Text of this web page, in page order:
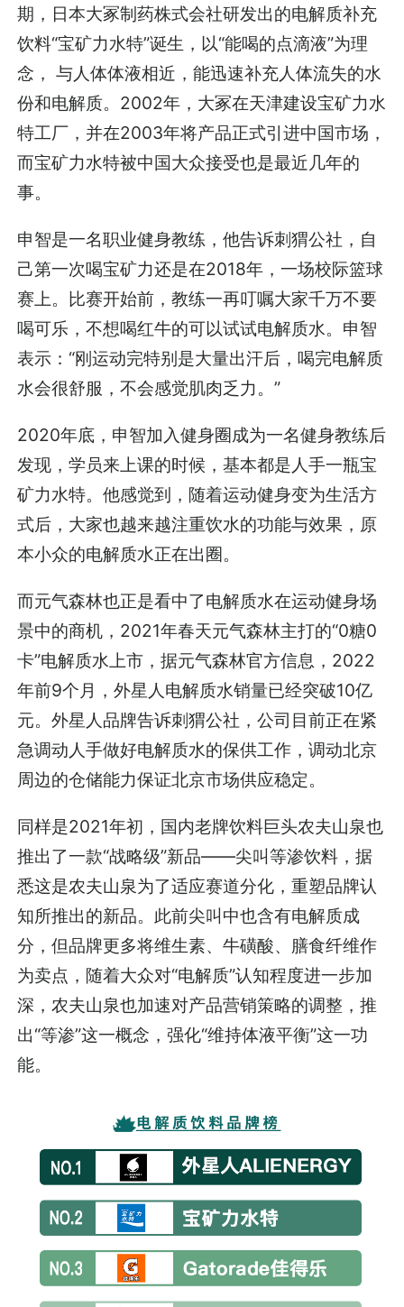
期，日本大冢制药株式会社研发出的电解质补充
饮料“宝矿力水特”诞生，以“能喝的点滴液”为理
念， 与人体体液相近，能迅速补充人体流失的水
份和电解质。2002年，大冢在天津建设宝矿力水
特工厂，并在2003年将产品正式引进中国市场，
而宝矿力水特被中国大众接受也是最近几年的
事。
申智是一名职业健身教练，他告诉刺猬公社，自
己第一次喝宝矿力还是在2018年，一场校际篮球
赛上。比赛开始前，教练一再叮嘱大家千万不要
喝可乐，不想喝红牛的可以试试电解质水。申智
表示：“刚运动完特别是大量出汗后，喝完电解质
水会很舒服，不会感觉肌肉乏力。”
2020年底，申智加入健身圈成为一名健身教练后
发现，学员来上课的时候，基本都是人手一瓶宝
矿力水特。他感觉到，随着运动健身变为生活方
式后，大家也越来越注重饮水的功能与效果，原
本小众的电解质水正在出圈。
而元气森林也正是看中了电解质水在运动健身场
景中的商机，2021年春天元气森林主打的“0糖0
卡”电解质水上市，据元气森林官方信息，2022
年前9个月，外星人电解质水销量已经突破10亿
元。外星人品牌告诉刺猬公社，公司目前正在紧
急调动人手做好电解质水的保供工作，调动北京
周边的仓储能力保证北京市场供应稳定。
同样是2021年初，国内老牌饮料巨头农夫山泉也
推出了一款“战略级”新品——尖叫等渗饮料，据
悉这是农夫山泉为了适应赛道分化，重塑品牌认
知所推出的新品。此前尖叫中也含有电解质成
分，但品牌更多将维生素、牛磺酸、膳食纤维作
为卖点，随着大众对“电解质”认知程度进一步加
深，农夫山泉也加速对产品营销策略的调整，推
出“等渗”这一概念，强化“维持体液平衡”这一功
能。